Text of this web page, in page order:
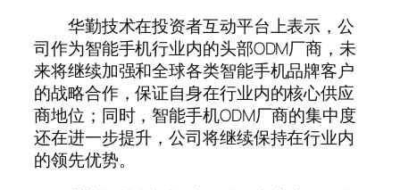
华勤技术在投资者互动平台上表示，公
司作为智能手机行业内的头部ODM厂商，未
来将继续加强和全球各类智能手机品牌客户
的战略合作，保证自身在行业内的核心供应
商地位；同时，智能手机ODM厂商的集中度
还在进一步提升，公司将继续保持在行业内
的领先优势。